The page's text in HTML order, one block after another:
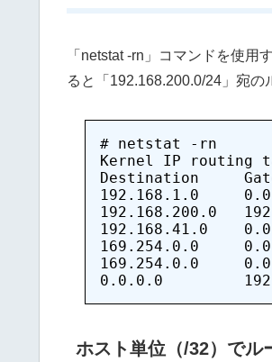
「netstat -rn」コマンドを使
ると「192.168.200.0/24」宛の
# netstat -rn
Kernel IP routing
Destination
192.168.1.0
192.168.200.0
192.168.41.0
169.254.0.0
169.254.0.0
ホスト単位（/32）でル